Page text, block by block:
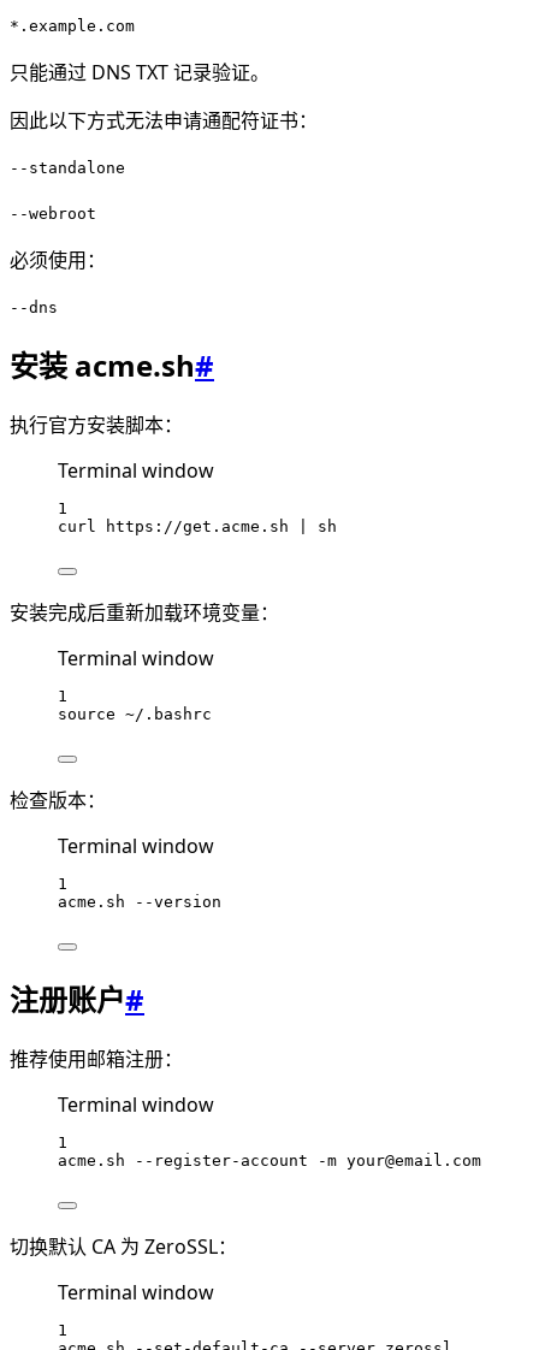
*.example.com
只能通过 DNS TXT 记录验证。
因此以下方式无法申请通配符证书：
--standalone
--webroot
必须使用：
--dns
安装 acme.sh#
执行官方安装脚本：
Terminal window
1
curl
https://get.acme.sh sh
安装完成后重新加载环境变量：
Terminal window
1
source ~/.bashrc
检查版本：
Terminal window
1
acme.sh
--version
注册账户#
推荐使用邮箱注册：
Terminal window
1
acme.sh
--register-account -m your@email.com
切换默认 CA 为 ZeroSSL：
Terminal window
1